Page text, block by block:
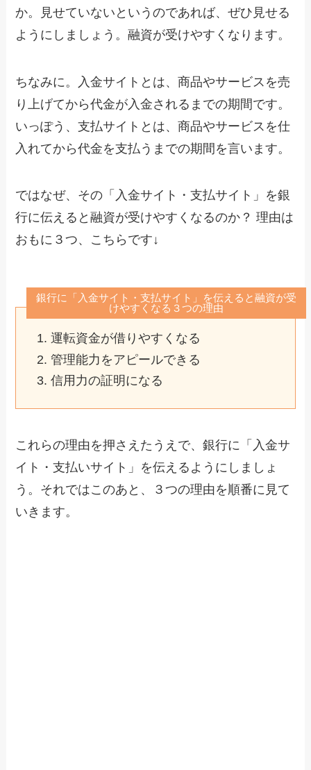
か。見せていないというのであれば、ぜひ見せる
ようにしましょう。融資が受けやすくなります。
ちなみに。入金サイトとは、商品やサービスを売
り上げてから代金が入金されるまでの期間です。
いっぽう、支払サイトとは、商品やサービスを仕
入れてから代金を支払うまでの期間を言います。
ではなぜ、その「入金サイト・支払サイト」を銀
行に伝えると融資が受けやすくなるのか？ 理由は
おもに３つ、こちらです↓
銀行に「入金サイト・支払サイト」を伝えると融資が受
けやすくなる３つの理由
運転資金が借りやすくなる
管理能力をアピールできる
信用力の証明になる
これらの理由を押さえたうえで、銀行に「入金サ
イト・支払いサイト」を伝えるようにしましょ
う。それではこのあと、３つの理由を順番に見て
いきます。